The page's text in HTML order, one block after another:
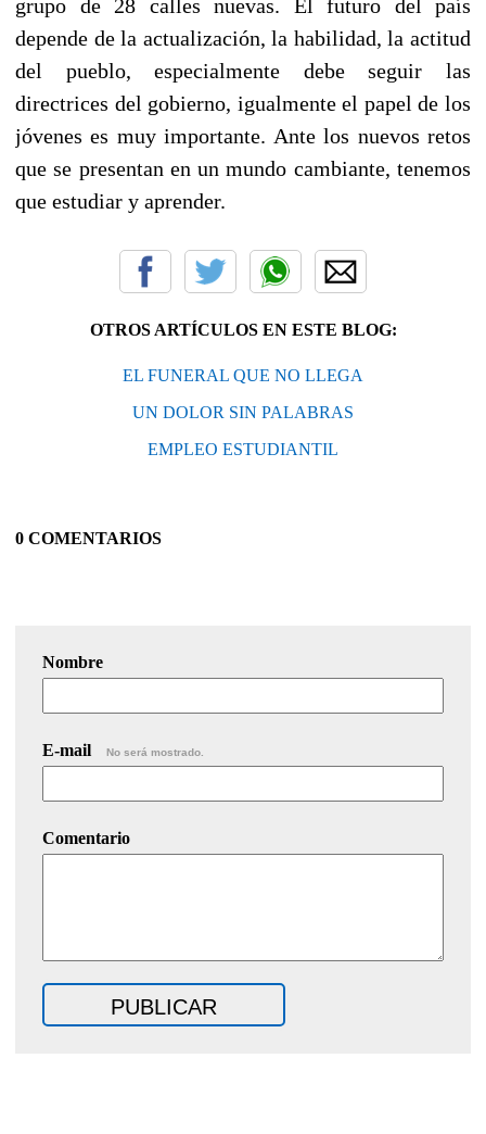
grupo de 28 calles nuevas. El futuro del país
depende de la actualización, la habilidad, la actitud
del pueblo, especialmente debe seguir las
directrices del gobierno, igualmente el papel de los
jóvenes es muy importante. Ante los nuevos retos
que se presentan en un mundo cambiante, tenemos
que estudiar y aprender.
OTROS ARTÍCULOS EN ESTE BLOG:
EL FUNERAL QUE NO LLEGA
UN DOLOR SIN PALABRAS
EMPLEO ESTUDIANTIL
0 COMENTARIOS
Nombre
E-mail No será mostrado.
Comentario